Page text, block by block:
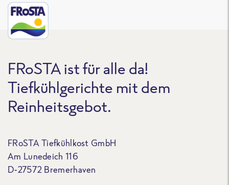
FRoSTA ist für alle da!
Tiefkühlgerichte mit dem
Reinheitsgebot.
FRoSTA Tiefkühlkost GmbH
Am Lunedeich 116
D-27572 Bremerhaven